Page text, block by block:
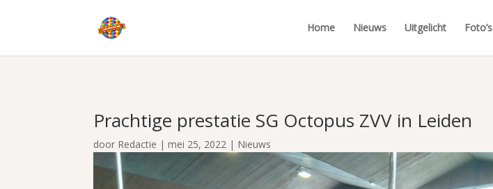
Home Nieuws Uitgelicht Foto’s
Prachtige prestatie SG Octopus ZVV in Leiden
door Redactie |mei 25, 2022 | Nieuws